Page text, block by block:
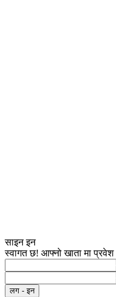
साइन इन
स्वागत छ! आफ्नो खाता मा प्रवेश